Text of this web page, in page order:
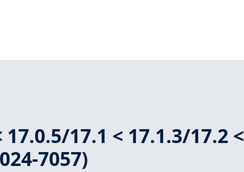
17.1 < 17.1.3/17.2 <
7057)